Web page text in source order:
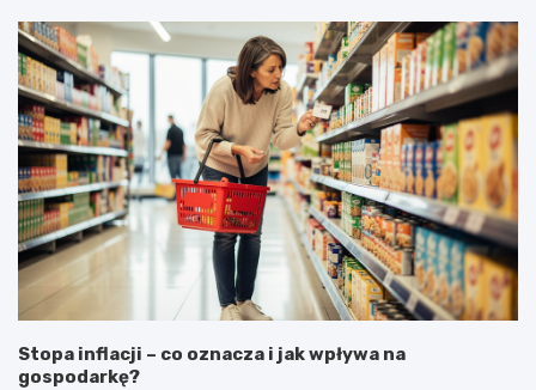
Stopa inflacji – co oznacza i jak wpływa na
gospodarkę?